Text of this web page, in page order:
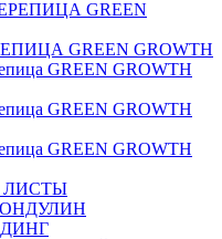
GREEN GROWTH
GREEN GROWTH
GREEN GROWTH
GREEN GROWTH
ЛИСТЫ